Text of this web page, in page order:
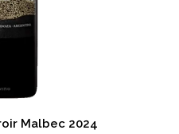
Malbec 2024